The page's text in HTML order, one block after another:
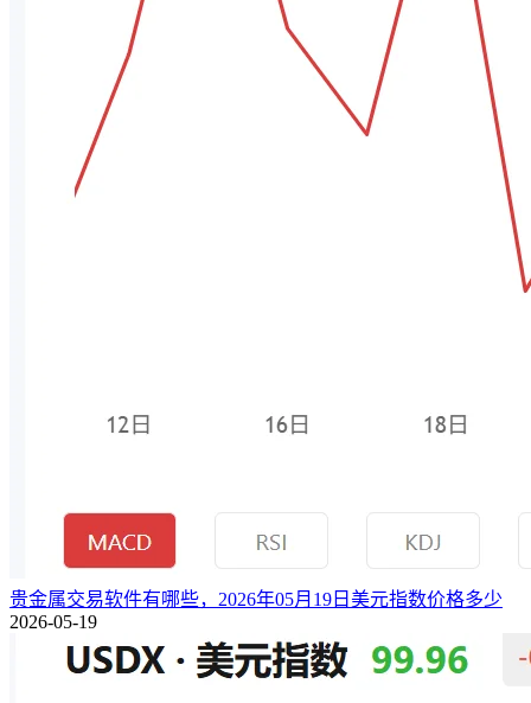
贵金属交易软件有哪些，2026年05月19日美元指数价格多少
2026-05-19